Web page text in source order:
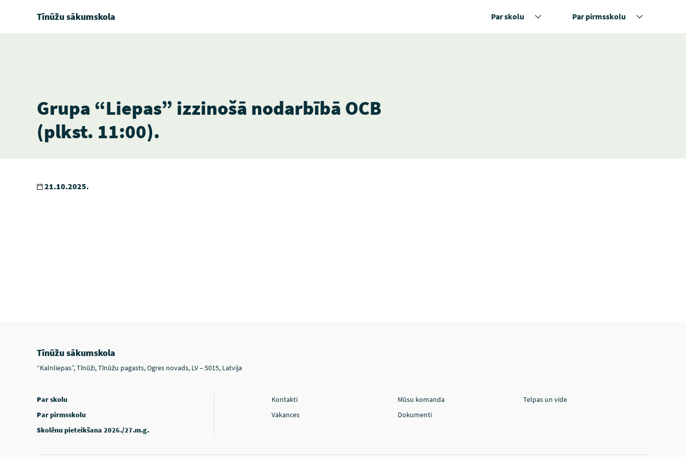
Tīnūžu sākumskola Par skolu Par pirmsskolu
Grupa “Liepas” izzinošā nodarbībā OCB
(plkst. 11:00).
21.10.2025.
Tīnūžu sākumskola
“Kalnliepas”, Tīnūži, Tīnūžu pagasts, Ogres novads, LV – 5015, Latvija
Par skolu
Par pirmsskolu
Skolēnu pieteikšana 2026./27.m.g.
Kontakti Mūsu komanda
Telpas un vide
Vakances
Dokumenti